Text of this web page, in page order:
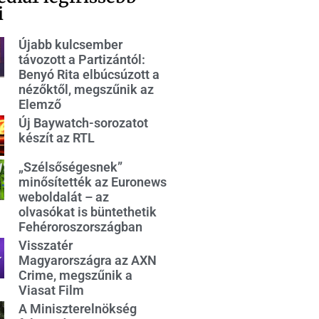
Újabb kulcsember
távozott a Partizántól:
Benyó Rita elbúcsúzott a
nézőktől, megszűnik az
Elemző
Új Baywatch-sorozatot
készít az RTL
„Szélsőségesnek”
minősítették az Euronews
weboldalát – az
olvasókat is büntethetik
Fehéroroszországban
Visszatér
Magyarországra az AXN
Crime, megszűnik a
Viasat Film
A Miniszterelnökség